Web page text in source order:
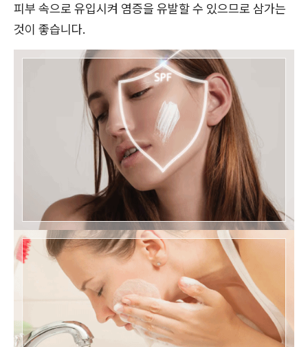
피부 속으로 유입시켜 염증을 유발할 수 있으므로 삼가는
것이 좋습니다.